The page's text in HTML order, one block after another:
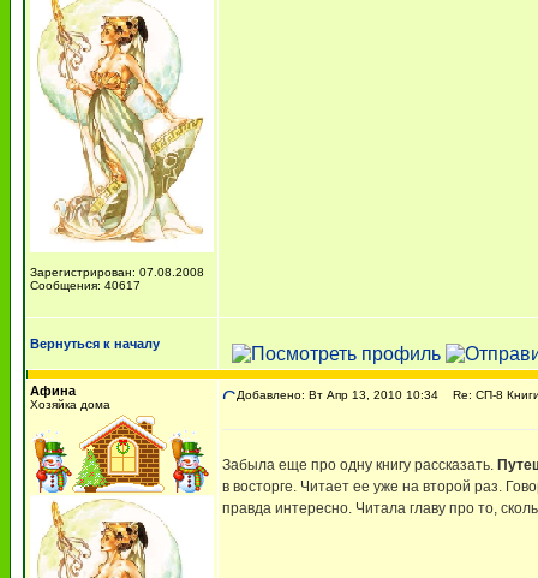
Зарегистрирован: 07.08.2008
Сообщения: 40617
Вернуться к началу
Афина
Хозяйка дома
Добавлено: Вт Апр 13, 2010 10:34 Re: СП-8
Забыла еще про одну книгу рассказать.
в восторге. Читает ее уже на второй раз.
правда интересно. Читала главу про то,